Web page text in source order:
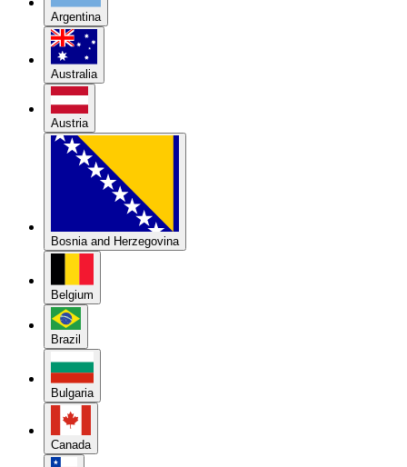
Argentina
Australia
Austria
Bosnia and Herzegovina
Belgium
Brazil
Bulgaria
Canada